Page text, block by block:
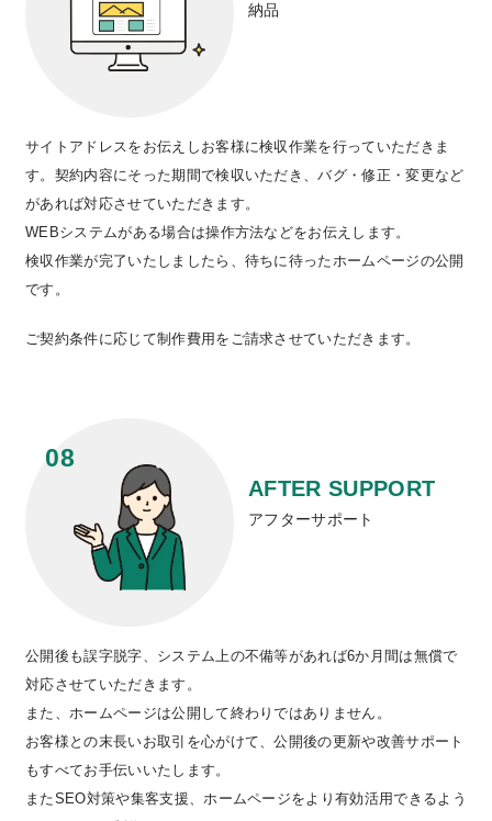
納品
サイトアドレスをお伝えしお客様に検収作業を行っていただきま
す。契約内容にそった期間で検収いただき、バグ・修正・変更など
があれば対応させていただきます。
WEBシステムがある場合は操作方法などをお伝えします。
検収作業が完了いたしましたら、待ちに待ったホームページの公開
です。
ご契約条件に応じて制作費用をご請求させていただきます。
AFTER SUPPORT
アフターサポート
公開後も誤字脱字、システム上の不備等があれば6か月間は無償で
対応させていただきます。
また、ホームページは公開して終わりではありません。
お客様との末長いお取引を心がけて、公開後の更新や改善サポート
もすべてお手伝いいたします。
またSEO対策や集客支援、ホームページをより有効活用できるよう